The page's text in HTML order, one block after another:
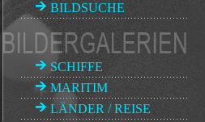
BILDSUCHE
SCHIFFE
MARITIM
LÄNDER / REISE